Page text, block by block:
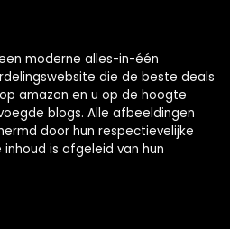
moderne alles-in-één
die de beste deals
amazon en u op de hoogte
blogs. Alle afbeeldingen
door hun respectievelijke
is afgeleid van hun